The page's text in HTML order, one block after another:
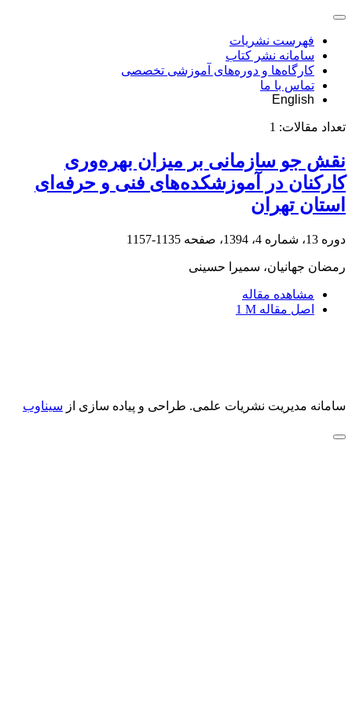
فهرست نشریات
سامانه نشر کتاب
کارگاه‌ها و دوره‌های آموزشی تخصصی
تماس با ما
English
تعداد مقالات: 1
نقش جو سازمانی بر میزان بهره‌وری
کارکنان در آموزشکده‌های فنی ‌و حرفه‌ای
استان تهران
دوره 13، شماره 4، 1394، صفحه 1135-1157
رمضان جهانیان، سمیرا حسینی
مشاهده مقاله
اصل مقاله 1 M
سامانه مدیریت نشریات علمی. طراحی و پیاده سازی از سیناوب